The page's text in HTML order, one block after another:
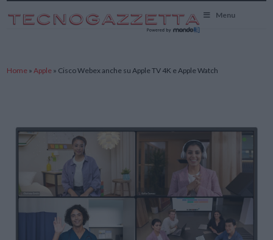
Menu
Home »Apple » Cisco Webex anche su Apple TV 4K e Apple Watch